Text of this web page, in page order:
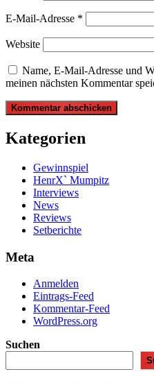
E-Mail-Adresse *
Website
Name, E-Mail-Adresse und
meinen nächsten Kommentar
Kategorien
Gewinnspiel
HenrX` Mumpitz
Interviews
News
Reviews
Setberichte
Meta
Anmelden
Eintrags-Feed
Kommentar-Feed
WordPress.org
Suchen